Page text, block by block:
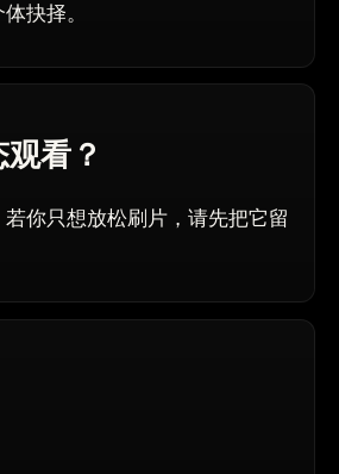
抉择。
看？
你只想放松刷片，请先把它留